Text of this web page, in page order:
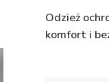
Odzież
komfort i